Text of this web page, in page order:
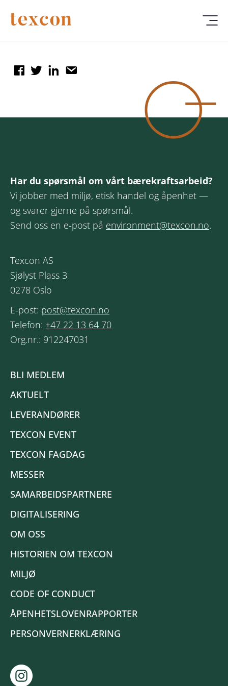
Har du spørsmål om vårt bærekraftsarbeid?
Vi jobber med miljø, etisk handel og åpenhet —
og svarer gjerne på spørsmål.
Send oss en e-post på environment@texcon.no.
Texcon AS
Sjølyst Plass 3
0278 Oslo
E-post: post@texcon.no
Telefon: +47 22 13 64 70
Org.nr.: 912247031
BLI MEDLEM
AKTUELT
LEVERANDØRER
TEXCON EVENT
TEXCON FAGDAG
MESSER
SAMARBEIDSPARTNERE
DIGITALISERING
OM OSS
HISTORIEN OM TEXCON
MILJØ
CODE OF CONDUCT
ÅPENHETSLOVENRAPPORTER
PERSONVERNERKLÆRING